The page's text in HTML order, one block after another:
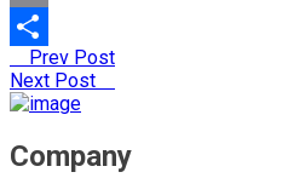
Email
Share
Prev Post
Next Post
Company